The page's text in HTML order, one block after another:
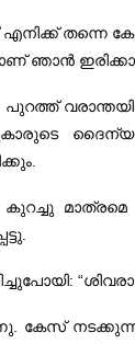
തന്നെ
ഞാന്‍
പുറത്ത്‌
കേസ്‌